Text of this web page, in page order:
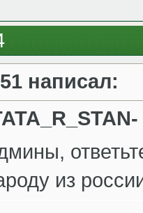
написал:
из